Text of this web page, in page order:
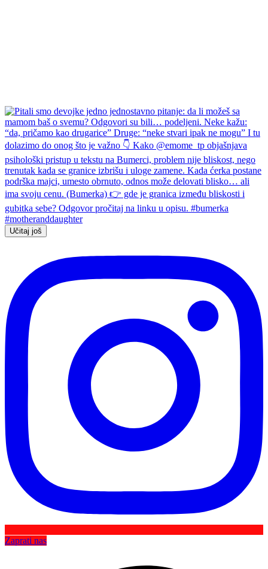
Učitaj još
Zaprati nas